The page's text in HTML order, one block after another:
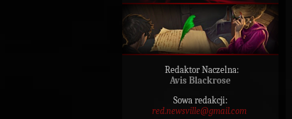
Redaktor Naczelna:
Avis Blackrose
Sowa redakcji:
red.newsville@gmail.com